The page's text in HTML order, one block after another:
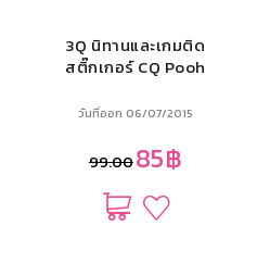
3Q นิทานและเกมติด
สติ๊กเกอร์ CQ Pooh
วันที่ออก 06/07/2015
99.0085฿